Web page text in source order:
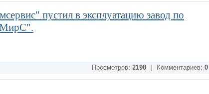
пустил в эксплуатацию завод по
Просмотров: 2198 Комментариев: 0